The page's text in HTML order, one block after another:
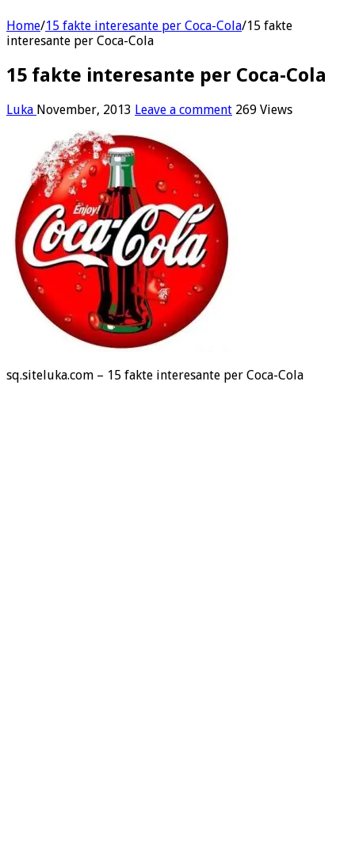
Home/15 fakte interesante per Coca-Cola/15 fakte
interesante per Coca-Cola
15 fakte interesante per Coca-Cola
Luka November, 2013 Leave a comment 269 Views
sq.siteluka.com – 15 fakte interesante per Coca-Cola